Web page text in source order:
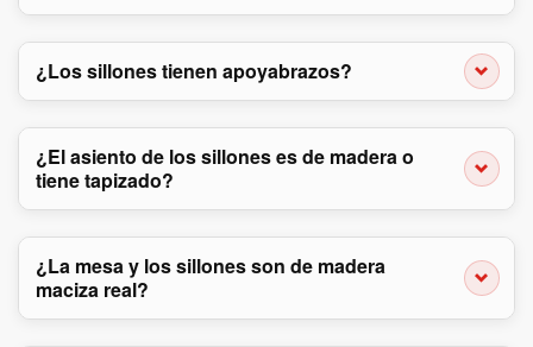
¿Los sillones tienen apoyabrazos?
¿El asiento de los sillones es de madera o
tiene tapizado?
¿La mesa y los sillones son de madera
maciza real?